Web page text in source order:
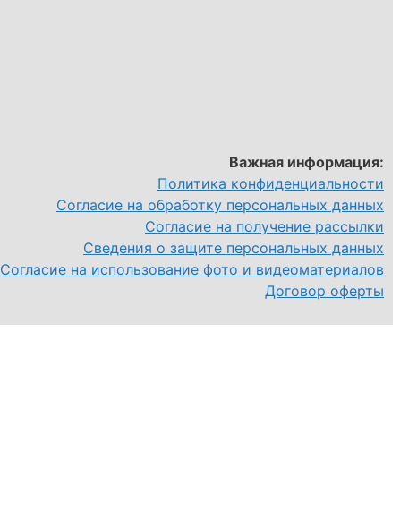
Важная информация:
Политика конфиденциальности
Согласие на обработку персональных данных
Согласие на получение рассылки
Сведения о защите персональных данных
Согласие на использование фото и видеоматериалов
Договор оферты